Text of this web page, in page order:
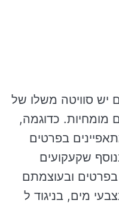
יש סוויטה משלו של
מומחיות. כדוגמה,
בפרטים
שקעקועים
בפרטים ובעוצמתם
מים, בניגוד ל